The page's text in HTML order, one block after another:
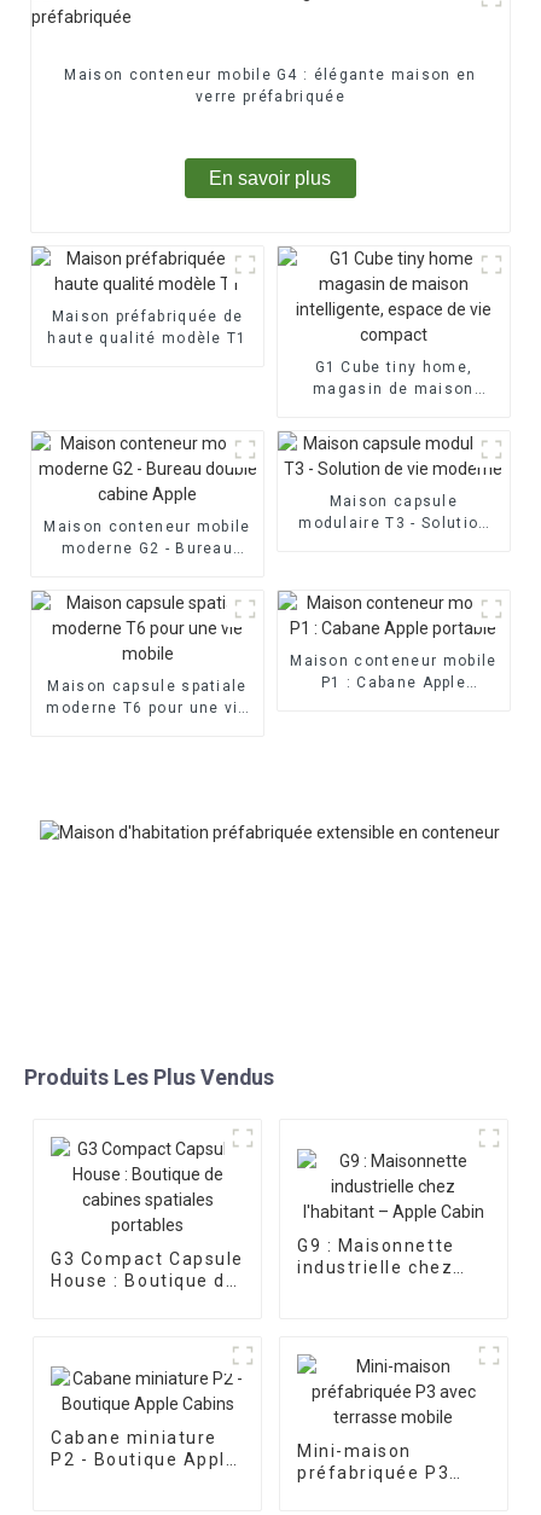
Maison conteneur mobile G4 : élégante maison en
verre préfabriquée
En savoir plus
Maison préfabriquée de
haute qualité modèle T1
G1 Cube tiny home,
magasin de maison
vie compact
Maison conteneur mobile
moderne G2 - Bureau
Maison capsule
modulaire T3 - Solution
Maison capsule spatiale
moderne T6 pour une vie
Maison conteneur mobile
P1 : Cabane Apple
Produits Les Plus Vendus
G3 Compact Capsule
House : Boutique de
G9 : Maisonnette
industrielle chez
Cabane miniature
P2 - Boutique Apple
Mini-maison
préfabriquée P3